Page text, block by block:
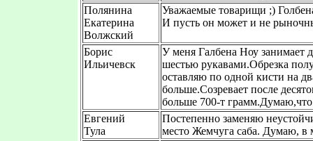
Полянина
Екатерина
Волжский
Уважаемые товарищи ;)
И пусть он может и не
Борис
Ильичевск
У меня Галбена Ноу занимает
шестью рукавами.Обрезка
оставляю по одной кисти на
больше.Созревает после
больше 700-т
Евгений
Тула
Постепенно заменяю
место Жемчуга саба. Думаю, в